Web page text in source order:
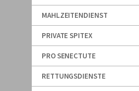
MAHLZEITENDIENST
PRIVATE SPITEX
PRO SENECTUTE
RETTUNGSDIENSTE